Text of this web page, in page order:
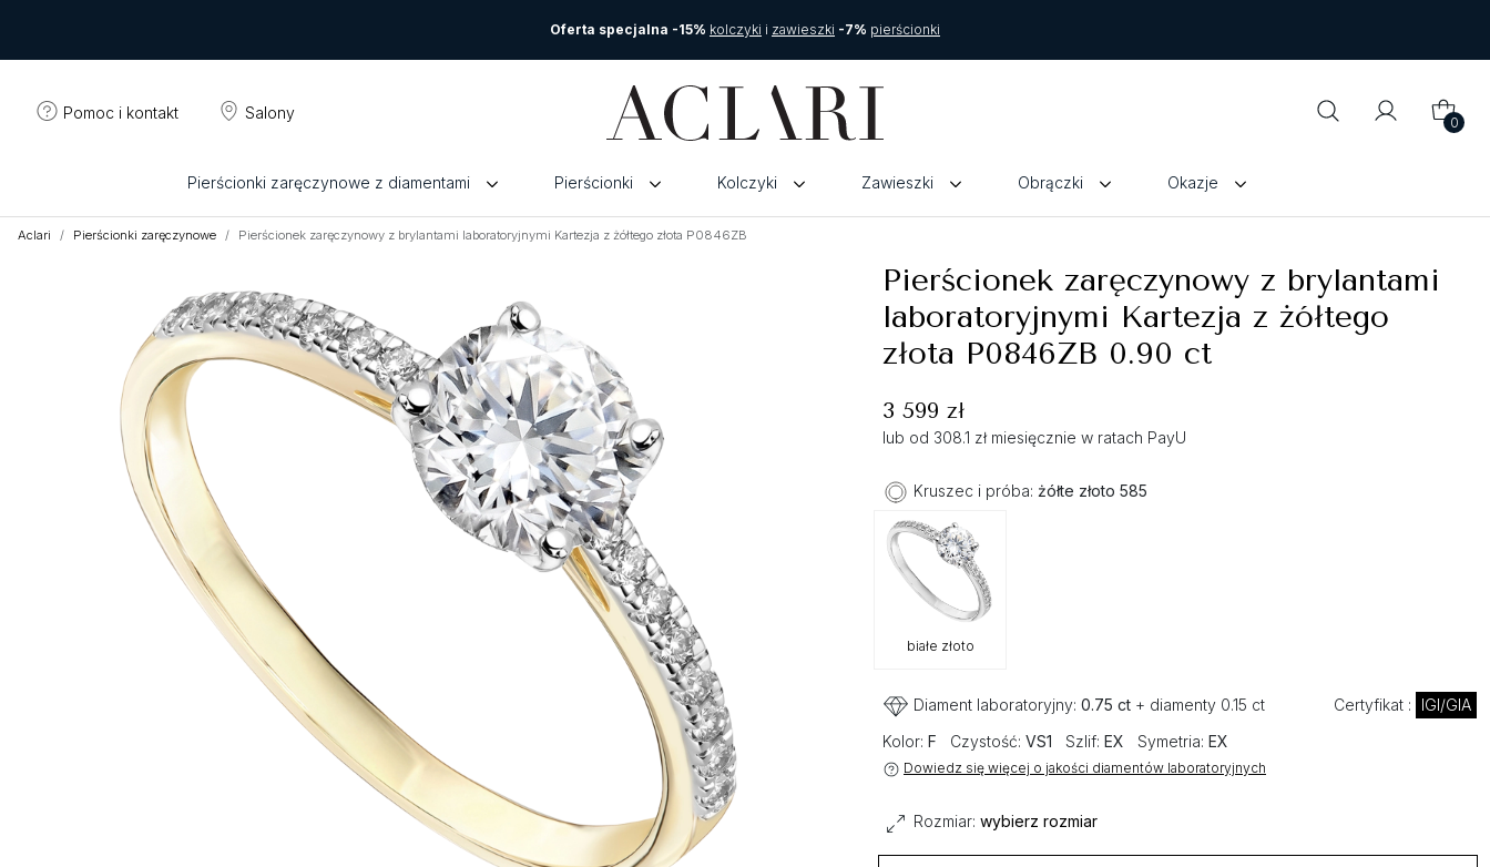
Oferta specjalna -15% kolczyki i zawieszki -7% pierścionki
Pomoc i kontakt Salony
0
Pierścionki zaręczynowe z diamentami Pierścionki Kolczyki Zawieszki Obrączki Okazje
Aclari Pierścionki zaręczynowe Pierścionek zaręczynowy z brylantami laboratoryjnymi Kartezja z żółtego złota P0846ZB
Pierścionek zaręczynowy z brylantami
laboratoryjnymi Kartezja z żółtego
złota P0846ZB 0.90 ct
3 599 zł
lub od 308.1 zł miesięcznie w ratach PayU
Kruszec i próba: żółte złoto 585
białe złoto
Diament laboratoryjny: 0.75 ct + diamenty 0.15 ct Certyfikat :
IGI/GIA
Kolor: F Czystość: VS1 Szlif: EX Symetria: EX
Dowiedz się więcej o jakości diamentów laboratoryjnych
Rozmiar: wybierz rozmiar